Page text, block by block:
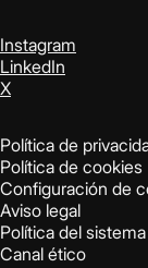
Instagram
LinkedIn
X
Política de
Política de cookies
Configuración de
Aviso legal
Política del
Canal ético